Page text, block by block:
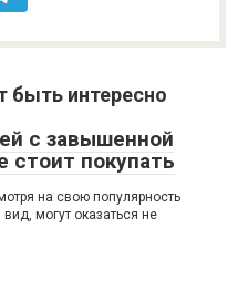
интересно
с завышенной
стоит покупать
на свою популярность
могут оказаться не